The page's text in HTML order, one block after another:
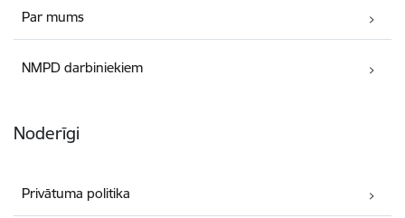
Par mums
NMPD darbiniekiem
Noderīgi
Privātuma politika